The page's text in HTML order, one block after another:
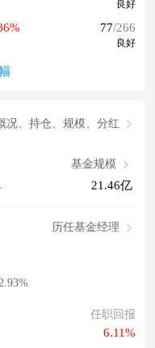
良好
77/266
良好
况、持仓、规模、分红
基金规模
21.46亿
历任基金经理
任职回报
6.11%